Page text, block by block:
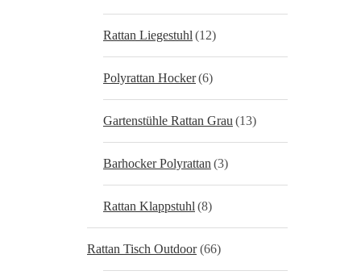
Rattan Liegestuhl (12)
Polyrattan Hocker(6)
Gartenstühle Rattan Grau (13)
Barhocker Polyrattan (3)
Rattan Klappstuhl (8)
Rattan Tisch Outdoor (66)